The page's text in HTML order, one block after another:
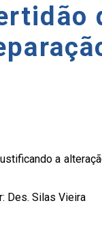
a
Des. Silas Vieira